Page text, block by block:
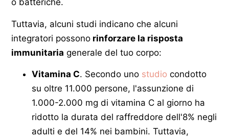
o batteriche.
Tuttavia, alcuni studi indicano che alcuni
integratori possono rinforzare la risposta
immunitaria generale del tuo corpo:
Vitamina C. Secondo uno studio condotto
su oltre 11.000 persone, l'assunzione di
1.000-2.000 mg di vitamina C al giorno ha
ridotto la durata del raffreddore dell'8% negli
adulti e del 14% nei bambini. Tuttavia,